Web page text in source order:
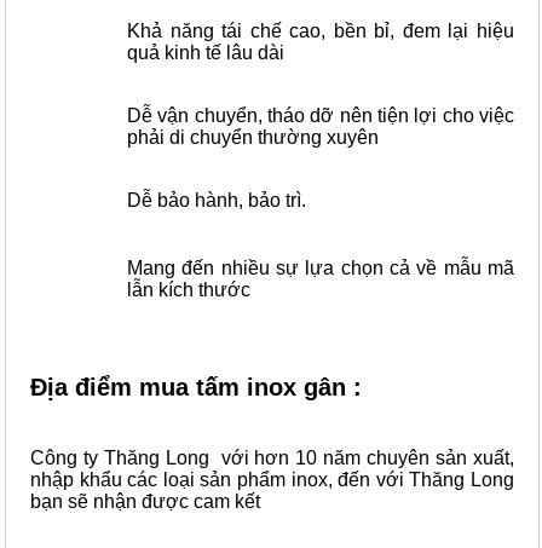
Khả năng tái chế cao, bền bỉ, đem lại hiệu
quả kinh tế lâu dài
Dễ vận chuyển, tháo dỡ nên tiện lợi cho việc
phải di chuyển thường xuyên
Dễ bảo hành, bảo trì.
Mang đến nhiều sự lựa chọn cả về mẫu mã
lẫn kích thước
Địa điểm mua tấm inox gân :
Công ty Thăng Long với hơn 10 năm chuyên sản xuất,
nhập khẩu các loại sản phẩm inox, đến với Thăng Long
bạn sẽ nhận được cam kết